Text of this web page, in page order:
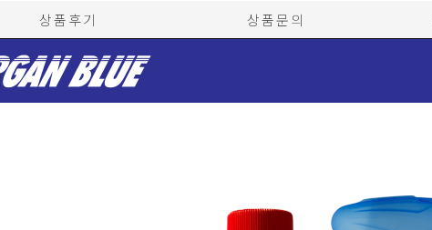
상품후기 상품문의